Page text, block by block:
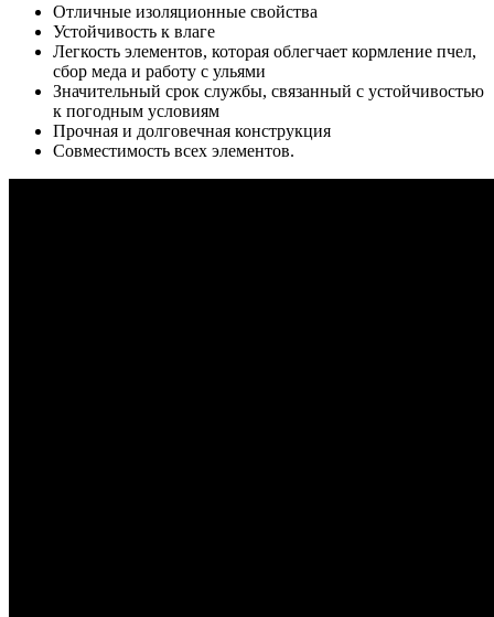
Отличные изоляционные свойства
Устойчивость к влаге
Легкость элементов, которая облегчает кормление пчел,
сбор меда и работу с ульями
Значительный срок службы, связанный с устойчивостью
к погодным условиям
Прочная и долговечная конструкция
Совместимость всех элементов.